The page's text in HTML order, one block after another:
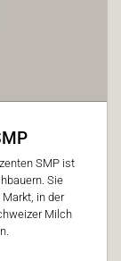
SMP ist
Sie
in der
Milch